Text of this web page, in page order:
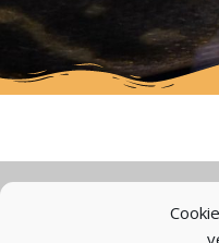
© 2026 SAC